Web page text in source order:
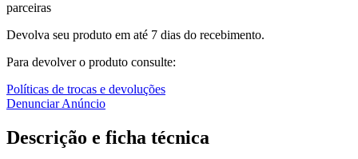
parceiras
Devolva seu produto em até 7 dias do recebimento.
Para devolver o produto consulte:
Políticas de trocas e devoluções
Denunciar Anúncio
Descrição e ficha técnica